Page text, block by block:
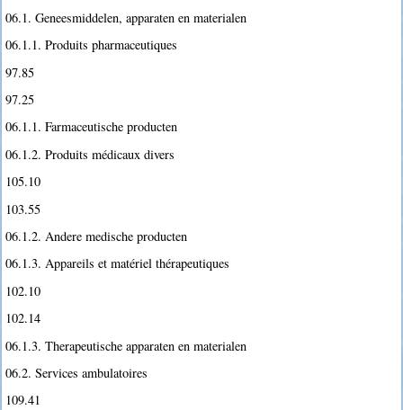
06.1. Geneesmiddelen, apparaten en materialen
06.1.1. Produits pharmaceutiques
97.85
97.25
06.1.1. Farmaceutische producten
06.1.2. Produits médicaux divers
105.10
103.55
06.1.2. Andere medische producten
06.1.3. Appareils et matériel thérapeutiques
102.10
102.14
06.1.3. Therapeutische apparaten en materialen
06.2. Services ambulatoires
109.41